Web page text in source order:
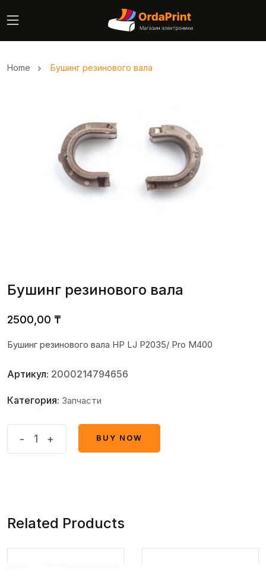
Home Бушинг резинового вала
Бушинг резинового вала
2500,00 ₸
Бушинг резинового вала HP LJ P2035/ Pro M400
Артикул: 2000214794656
Категория: Запчасти
- +
BUY NOW
Related Products